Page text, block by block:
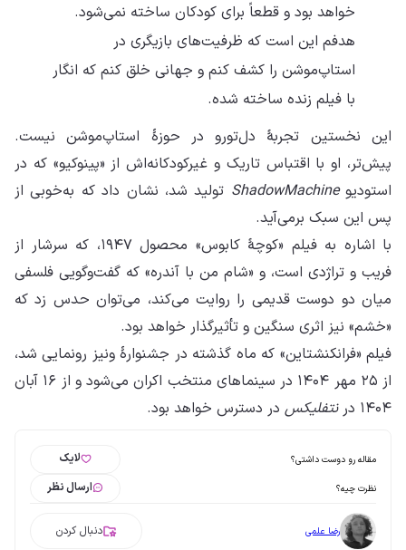
خواهد بود و قطعاً برای کودکان ساخته نمی‌شود.
هدفم این است که ظرفیت‌های بازیگری در
استاپ‌موشن را کشف کنم و جهانی خلق کنم که انگار
با فیلم زنده ساخته شده.
این نخستین تجربهٔ دل‌تورو در حوزهٔ استاپ‌موشن نیست.
پیش‌تر، او با اقتباس تاریک و غیرکودکانه‌اش از «پینوکیو» که در
استودیوShadowMachine تولید شد، نشان داد که به‌خوبی از
پس این سبک برمی‌آید.
با اشاره به فیلم «کوچهٔ کابوس» محصول ۱۹۴۷، که سرشار از
فریب و تراژدی است، و «شام من با آندره» که گفت‌وگویی فلسفی
میان دو دوست قدیمی را روایت می‌کند، می‌توان حدس زد که
«خشم» نیز اثری سنگین و تأثیرگذار خواهد بود.
فیلم «فرانکنشتاین» که ماه گذشته در جشنوارهٔ ونیز رونمایی شد،
از ۲۵ مهر ۱۴۰۴ در سینماهای منتخب اکران می‌شود و از ۱۶ آبان
۱۴۰۴ در
نتفلیکس در دسترس خواهد بود.
مقاله رو دوست داشتی؟ لایک
نظرت چیه؟ ارسال نظر
رضا علمی دنبال کردن